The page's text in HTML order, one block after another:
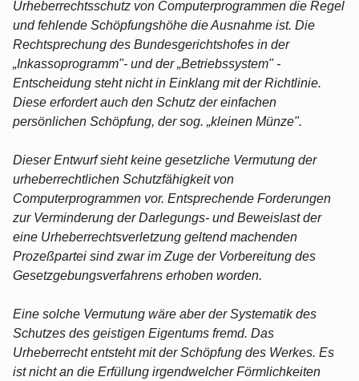
Urheberrechtsschutz von Computerprogrammen die Regel
und fehlende Schöpfungshöhe die Ausnahme ist. Die
Rechtsprechung des Bundesgerichtshofes in der
„Inkassoprogramm"- und der „Betriebssystem" -
Entscheidung steht nicht in Einklang mit der Richtlinie.
Diese erfordert auch den Schutz der einfachen
persönlichen Schöpfung, der sog. „kleinen Münze".
Dieser Entwurf sieht keine gesetzliche Vermutung der
urheberrechtlichen Schutzfähigkeit von
Computerprogrammen vor. Entsprechende Forderungen
zur Verminderung der Darlegungs- und Beweislast der
eine Urheberrechtsverletzung geltend machenden
Prozeßpartei sind zwar im Zuge der Vorbereitung des
Gesetzgebungsverfahrens erhoben worden.
Eine solche Vermutung wäre aber der Systematik des
Schutzes des geistigen Eigentums fremd. Das
Urheberrecht entsteht mit der Schöpfung des Werkes. Es
ist nicht an die Erfüllung irgendwelcher Förmlichkeiten